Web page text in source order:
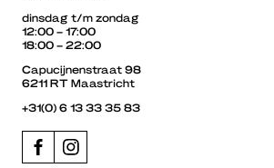
dinsdag t/m zondag
12:00 – 17:00
18:00 – 22:00
Capucijnenstraat 98
6211 RT Maastricht
+31(0) 6 13 33 35 83